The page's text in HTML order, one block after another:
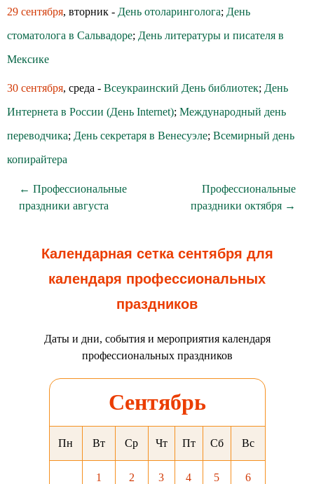
29 сентября, вторник - День отоларинголога; День
стоматолога в Сальвадоре; День литературы и писателя в
Мексике
30 сентября, среда - Всеукраинский День библиотек; День
Интернета в России (День Internet); Международный день
переводчика; День секретаря в Венесуэле; Всемирный день
копирайтера
← Профессиональные
праздники августа
Профессиональные
праздники октября →
Календарная сетка сентября для
календаря профессиональных
праздников
Даты и дни, события и мероприятия календаря
профессиональных праздников
Сентябрь
Пн Вт Ср Чт Пт Сб Вс
1 2 3 4 5 6